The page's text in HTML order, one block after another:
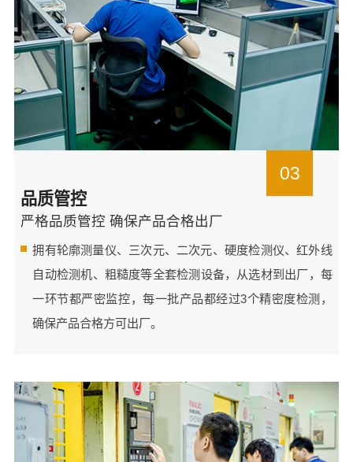
03
品质管控
严格品质管控 确保产品合格出厂
拥有轮廓测量仪、三次元、二次元、硬度检测仪、红外线
自动检测机、粗糙度等全套检测设备，从选材到出厂，每
一环节都严密监控，每一批产品都经过3个精密度检测，
确保产品合格方可出厂。